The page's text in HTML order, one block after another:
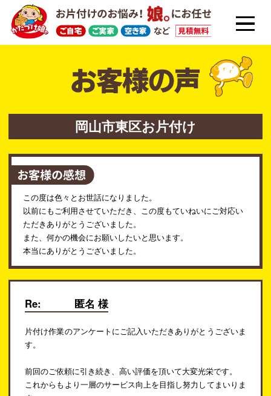
岡山市東区お片付け
この度は色々とお世話になりました。
以前にもご利用させていただき、この度もていねいにご対応い
ただきありがとうございました。
また、何かの機会にお願いしたいと思います。
本当にありがとうございました。
Re: 匿名 様
片付け作業のアンケートにご記入いただきありがとうございま
す。
前回のご依頼に引き続き、高い評価を頂いて大変光栄です。
これからもより一層のサービス向上を目指し努力してまいりま